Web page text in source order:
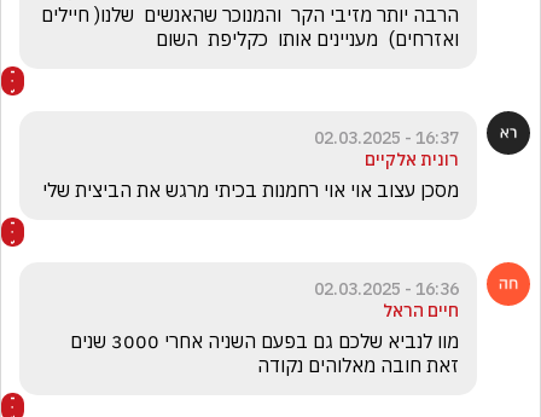
ואזרחים)  מעניינים אותו  כקליפת  השום
16:37 - 02.03.2025
רונית אלקיים
מסכן עצוב אוי אוי רחמנות בכיתי מרגש את הביצית שלי
16:36 - 02.03.2025
חיים הראל
זאת חובה מאלוהים נקודה